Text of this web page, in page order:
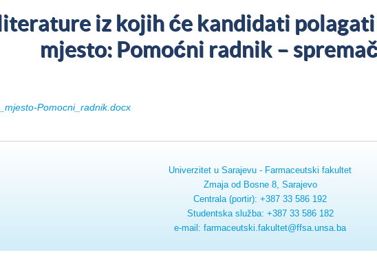
iz kojih će kandidati
mjesto: Pomoćni radnik –
Pomocni_radnik.docx
Univerzitet u Sarajevu - Farmaceutski fakultet
Zmaja od Bosne 8, Sarajevo
Centrala (portir): +387 33 586 192
Studentska služba: +387 33 586 182
e-mail: farmaceutski.fakultet@ffsa.unsa.ba